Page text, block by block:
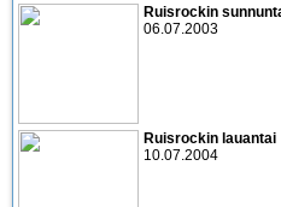
Ruisrockin
06.07.2003
Ruisrockin lauantai
10.07.2004